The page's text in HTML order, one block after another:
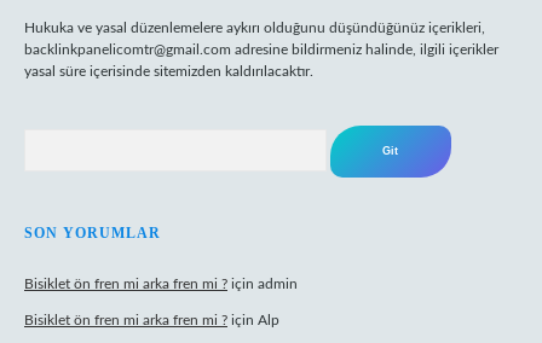
Hukuka ve yasal düzenlemelere aykırı olduğunu düşündüğünüz içerikleri,
backlinkpanelicomtr@gmail.com adresine bildirmeniz halinde, ilgili içerikler
yasal süre içerisinde sitemizden kaldırılacaktır.
SON YORUMLAR
Bisiklet ön fren mi arka fren mi ? için admin
Bisiklet ön fren mi arka fren mi ? için Alp